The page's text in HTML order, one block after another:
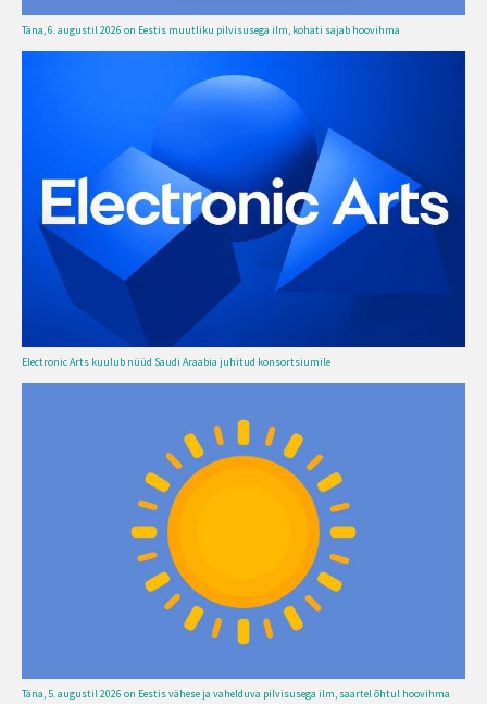
Täna, 6. augustil 2026 on Eestis muutliku pilvisusega ilm, kohati sajab hoovihma
Electronic Arts kuulub nüüd Saudi Araabia juhitud konsortsiumile
Täna, 5. augustil 2026 on Eestis vähese ja vahelduva pilvisusega ilm, saartel õhtul hoovihma